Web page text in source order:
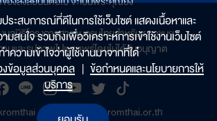
มูลนิธิโครงการสารานุกรมไทยสำหรับเยาวชนฯ
มและรูปภาพไปเผยแพร่โดยไม่ได้รับอนุญาต
| www.saranukromthai.or.th
ระสบการณ์ที่ดีในการใช้เว็บไซต์ แสดงเนื้อหาและ
สนใจ รวมถึงเพื่อวิเคราะห์การเข้าใช้งานเว็บไซต์
ำความเข้าใจว่าผู้ใช้งานมาจากที่ใด๋
งข้อมูลส่วนบุคคล | ข้อกำหนดและนโยบายการให้
บริการ